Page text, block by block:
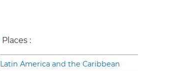
Places :
Latin America and the Caribbean